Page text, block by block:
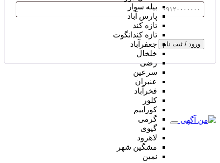
ورود / ثبت نام
بیله سوار
پارس آباد
تازه کند
تازه کندانگوت
جعفرآباد
خلخال
رضی
سرعین
عنبران
فخرآباد
کلور
کوراییم
گرمی
گیوی
لاهرود
مشگین شهر
نمین